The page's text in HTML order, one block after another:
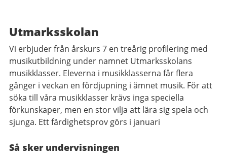
Utmarksskolan
Vi erbjuder från årskurs 7 en treårig profilering med
musikutbildning under namnet Utmarksskolans
musikklasser. Eleverna i musikklasserna får flera
gånger i veckan en fördjupning i ämnet musik. För att
söka till våra musikklasser krävs inga speciella
förkunskaper, men en stor vilja att lära sig spela och
sjunga. Ett färdighetsprov görs i januari
Så sker undervisningen